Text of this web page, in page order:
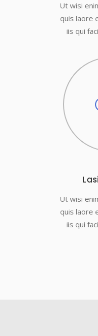
Ut wisi
quis laore
iis qui
Ut wisi
quis laore
iis qui